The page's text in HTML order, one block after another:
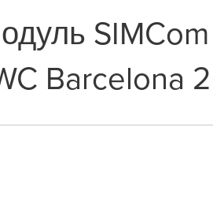
SIMCom
Barcelona